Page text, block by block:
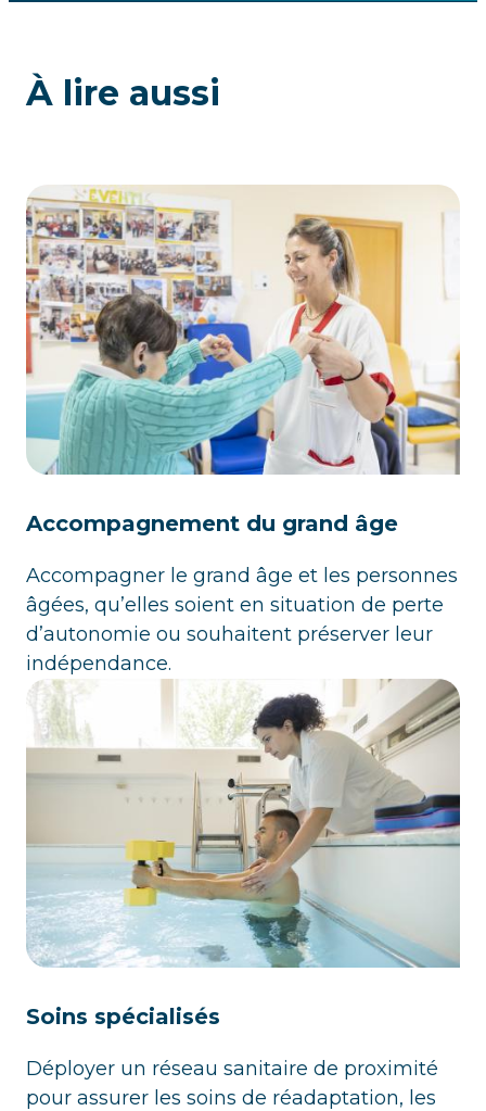
À lire aussi
Accompagnement du grand âge
Accompagner le grand âge et les personnes
âgées, qu’elles soient en situation de perte
d’autonomie ou souhaitent préserver leur
indépendance.
Soins spécialisés
Déployer un réseau sanitaire de proximité
pour assurer les soins de réadaptation, les